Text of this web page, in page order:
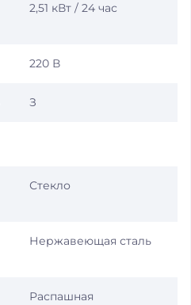
2,51 кВт / 24 час
220 В
З
Стекло
Нержавеющая сталь
Распашная